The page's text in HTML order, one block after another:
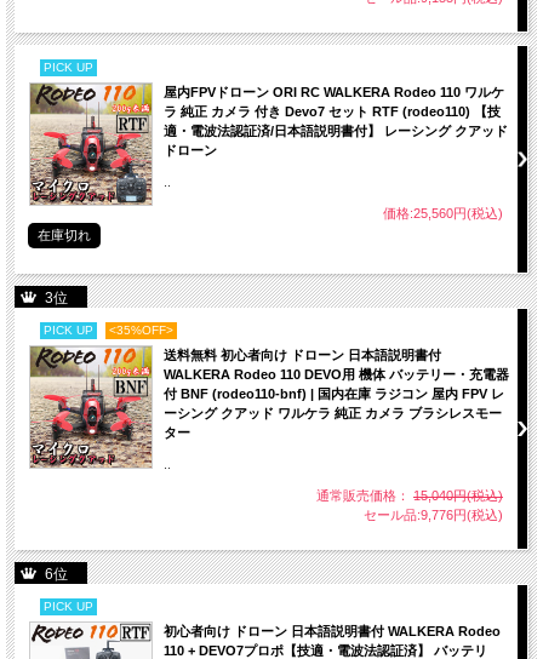
PICK UP
屋内FPVドローン ORI RC WALKERA Rodeo 110 ワルケ
ラ 純正 カメラ 付き Devo7 セット RTF (rodeo110) 【技
適・電波法認証済/日本語説明書付】 レーシング クアッド
ドローン
価格:25,560円(税込)
在庫切れ
3位
PICK UP <35%OFF>
送料無料 初心者向け ドローン 日本語説明書付
WALKERA Rodeo 110 DEVO用 機体 バッテリー・充電器
付 BNF (rodeo110-bnf) | 国内在庫 ラジコン 屋内 FPV レ
ーシング クアッド ワルケラ 純正 カメラ ブラシレスモー
ター
通常販売価格： 15,040円(税込)
セール品:9,776円(税込)
6位
PICK UP
初心者向け ドローン 日本語説明書付 WALKERA Rodeo
110 + DEVO7プロポ【技適・電波法認証済】 バッテリ